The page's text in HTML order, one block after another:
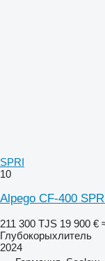
SPRI
10
Alpego CF-400
211 300 TJS 19 900 €
Глубокорыхлитель
2024